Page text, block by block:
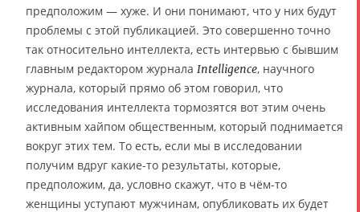
предположим — хуже. И они понимают, что у них будут
проблемы с этой публикацией. Это совершенно точно
так относительно интеллекта, есть интервью с бывшим
главным редактором журнала Intelligence, научного
журнала, который прямо об этом говорил, что
исследования интеллекта тормозятся вот этим очень
активным хайпом общественным, который поднимается
вокруг этих тем. То есть, если мы в исследовании
получим вдруг какие-то результаты, которые,
предположим, да, условно скажут, что в чём-то
женщины уступают мужчинам, опубликовать их будет